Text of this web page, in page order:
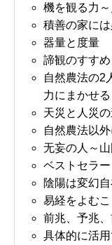
機を観る力
積善の家に
器量と度量
諦観のすすめ
自然農法の2
力にまかせる
天災と人災
自然農法以
无妄の人～山
ベストセラ
陰陽は変幻
易経をよむ
前兆、予兆
具体的に活